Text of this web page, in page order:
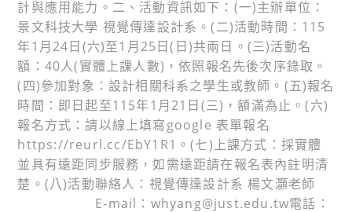
計與應用能力。二、活動資訊如下：(一)主辦單位：
景文科技大學 視覺傳達設計系。(二)活動時間：115
年1月24日(六)至1月25日(日)共兩日。(三)活動名
額：40人(實體上課人數)，依照報名先後次序錄取。
(四)參加對象：設計相關科系之學生或教師。(五)報名
時間：即日起至115年1月21日(三)，額滿為止。(六)
報名方式：請以線上填寫google 表單報名
https://reurl.cc/EbY1R1。(七)上課方式：採實體
並具有遠距同步服務，如需遠距請在報名表內註明清
楚。(八)活動聯絡人：視覺傳達設計系 楊文灝老師
E-mail：whyang@just.edu.tw電話：